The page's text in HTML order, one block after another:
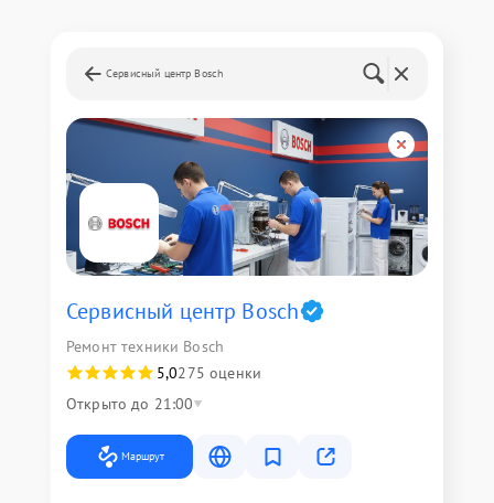
Сервисный центр Bosch
Сервисный центр Bosch
Ремонт техники Bosch
5,0275 оценки
Открыто до 21:00
Маршрут